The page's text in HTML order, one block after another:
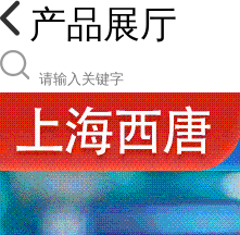
产品展厅